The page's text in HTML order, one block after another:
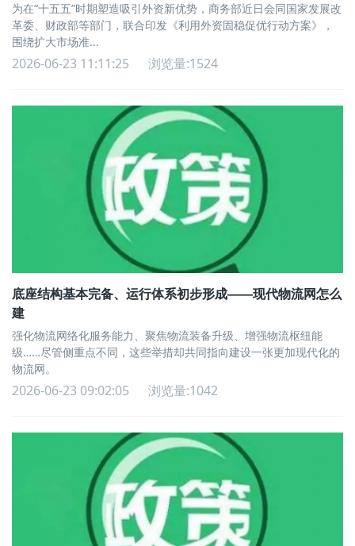
为在“十五五”时期塑造吸引外资新优势，商务部近日会同国家发展改
革委、财政部等部门，联合印发《利用外资固稳促优行动方案》，
围绕扩大市场准...
2026-06-23 11:11:25 浏览量:1524
底座结构基本完备、运行体系初步形成——现代物流网怎么
建
强化物流网络化服务能力、聚焦物流装备升级、增强物流枢纽能
级……尽管侧重点不同，这些举措却共同指向建设一张更加现代化的
物流网。
2026-06-23 09:02:05 浏览量:1042